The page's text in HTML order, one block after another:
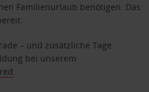
Familienurlaub benötigen: Das
– und zusätzliche Tage
bei unserem